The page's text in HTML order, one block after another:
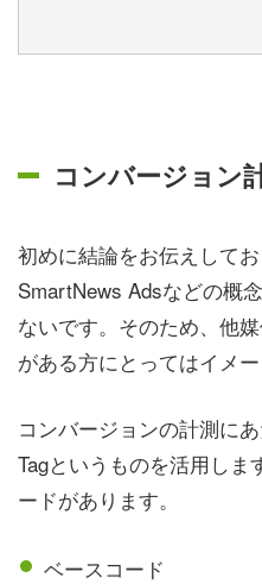
コンバージョン
初めに結論をお伝えして
SmartNews Adsなどの概
ないです。そのため、他
がある方にとってはイメ
コンバージョンの計測に
Tagというものを活用しま
ードがあります。
ベースコード